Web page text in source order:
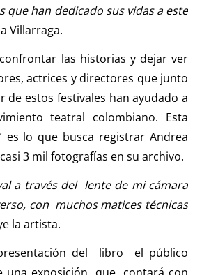
que han dedicado sus vidas a este
Villarraga.
las historias y dejar ver
actrices y directores que junto
de estos festivales han ayudado a
teatral colombiano. Esta
es lo que busca registrar Andrea
3 mil fotografías en su archivo.
a través del lente de mi cámara
con muchos matices técnicas
la artista.
del libro el público